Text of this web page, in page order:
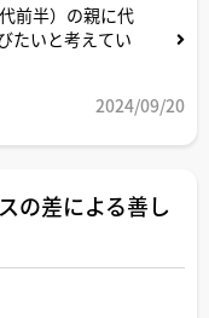
前半）の親に代
たいと考えてい
マンションから
あるですか？
します。
2024/09/20
の差による善し